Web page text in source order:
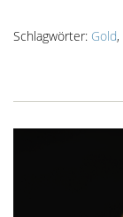
Schlagwörter: Gold,